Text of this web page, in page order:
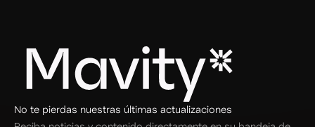
No te pierdas nuestras últimas actualizaciones